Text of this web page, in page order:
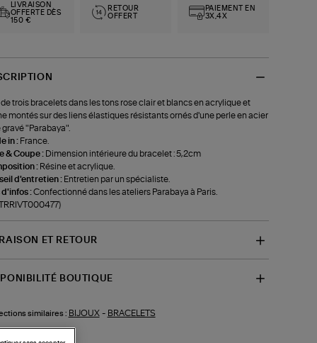
LIVRAISON
OFFERTE DÈS
150 €
RETOUR
OFFERT
PAIEMENT EN
3X,4X
de trois bracelets dans les tons rose clair et blancs en acrylique et
montés sur des liens élastiques résistants ornés d'une perle en acier
gravé "Parabaya".
in : France.
& Coupe : Dimension intérieure du bracelet : 5,2cm
: Résine et acrylique.
d'entretien : Entretien par un spécialiste.
d'infos :Confectionné dans les ateliers Parabaya à Paris.
ET RETOUR
BOUTIQUE
similaires : BIJOUX- BRACELETS